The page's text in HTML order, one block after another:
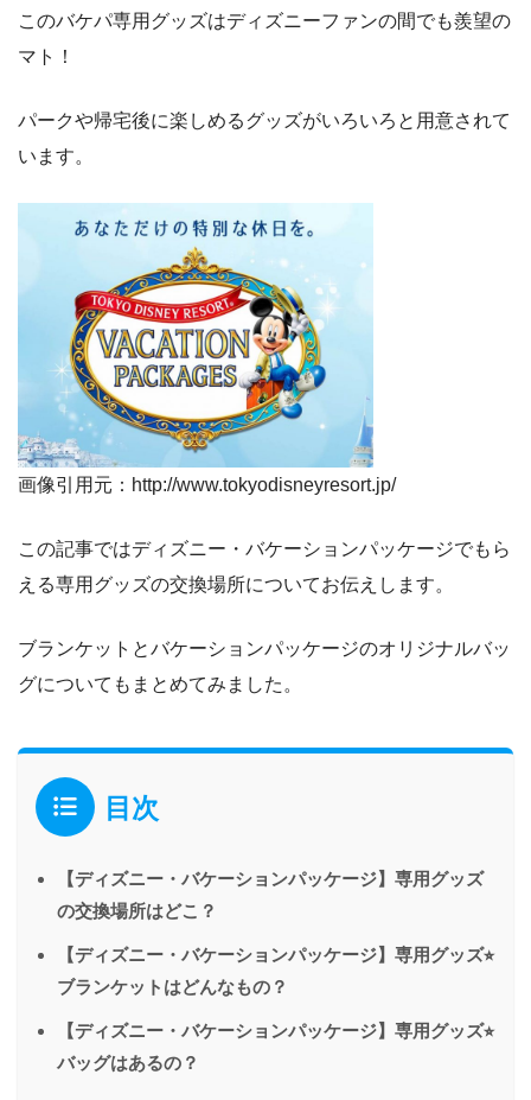
このバケパ専用グッズはディズニーファンの間でも羨望の
マト！
パークや帰宅後に楽しめるグッズがいろいろと用意されて
います。
画像引用元：http://www.tokyodisneyresort.jp/
この記事ではディズニー・バケーションパッケージでもら
える専用グッズの交換場所についてお伝えします。
ブランケットとバケーションパッケージのオリジナルバッ
グについてもまとめてみました。
目次
【ディズニー・バケーションパッケージ】専用グッズ
の交換場所はどこ？
【ディズニー・バケーションパッケージ】専用グッズ⭐︎
ブランケットはどんなもの？
【ディズニー・バケーションパッケージ】専用グッズ⭐︎
バッグはあるの？